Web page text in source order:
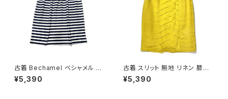
古着 Bechamel ベシャメル ボ
ーダー柄 コットン100％ 膝丈
スカート 紺 (btu2606005)
¥5,390
古着 スリット 無地 リネン 膝丈
タイト スカート 黄 (btu26060
04)
¥5,390